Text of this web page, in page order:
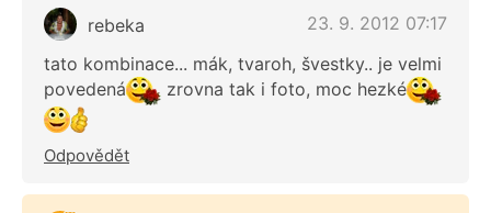
rebeka
23. 9. 2012 07:17
tato kombinace... mák, tvaroh, švestky.. je velmi
povedená
zrovna tak i foto, moc hezké
Odpovědět